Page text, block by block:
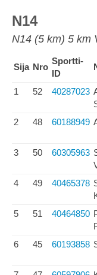
N14
N14 (5 km) 5 km
Sija Nro
Sportti-
ID
1 52 40287023
2 48 60188949
3 50 60305963
4 49 40465378
5 51 40464850
6 45 60193858